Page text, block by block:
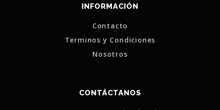
INFORMACIÓN
Contacto
Terminos y Condiciones
Nosotros
CONTÁCTANOS